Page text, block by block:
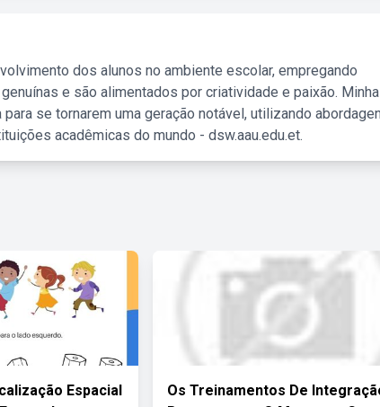
dos alunos no ambiente escolar, empregando
e são alimentados por criatividade e paixão. Minha
se tornarem uma geração notável, utilizando
acadêmicas do mundo - dsw.aau.edu.et.
Espacial
Os Treinamentos De